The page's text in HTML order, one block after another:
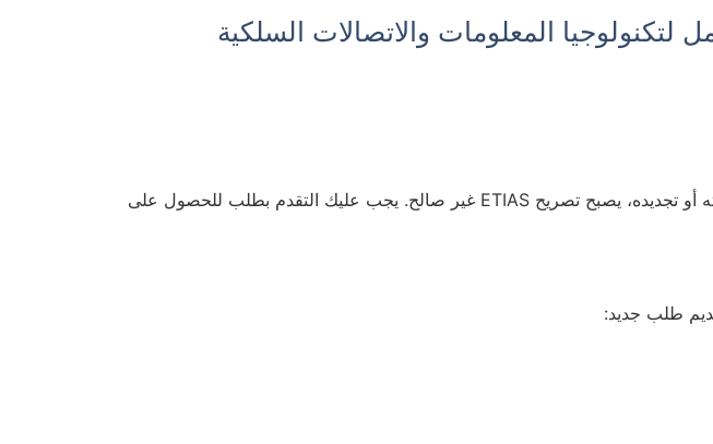
لتكنولوجيا المعلومات والاتصالات السلكية
. في حالة فقدان جواز سفرك أو سرقته أو تجديده، يصبح تصريح ETIAS غير صالح. يجب عليك التقدم بطلب للحصول على